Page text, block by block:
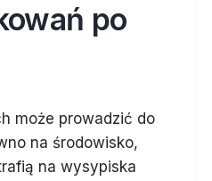
po
może prowadzić do
na środowisko,
na wysypiska